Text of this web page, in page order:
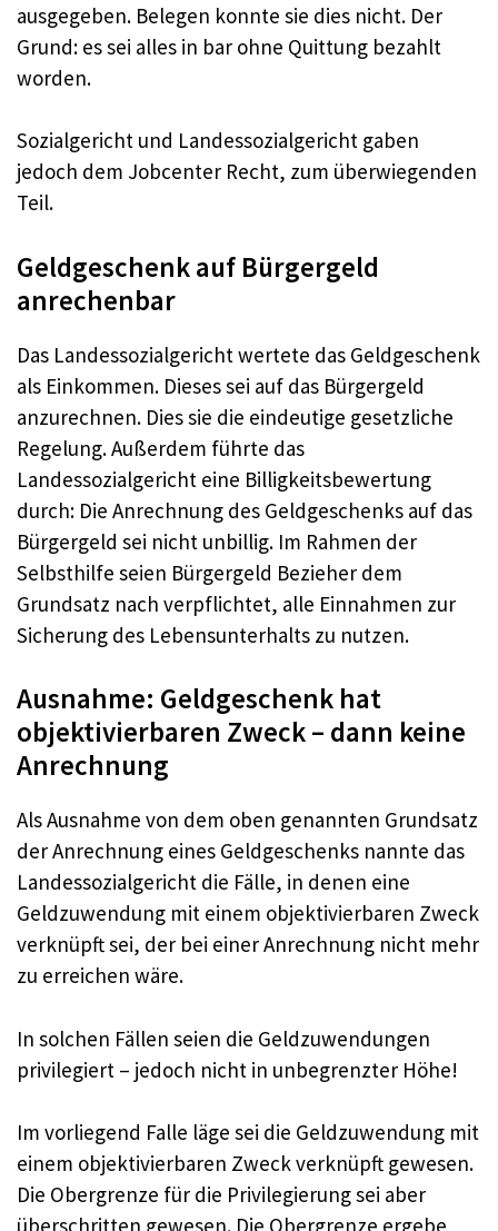
ausgegeben. Belegen konnte sie dies nicht. Der
Grund: es sei alles in bar ohne Quittung bezahlt
worden.
Sozialgericht und Landessozialgericht gaben
jedoch dem Jobcenter Recht, zum überwiegenden
Teil.
Geldgeschenk auf Bürgergeld
anrechenbar
Das Landessozialgericht wertete das Geldgeschenk
als Einkommen. Dieses sei auf das Bürgergeld
anzurechnen. Dies sie die eindeutige gesetzliche
Regelung. Außerdem führte das
Landessozialgericht eine Billigkeitsbewertung
durch: Die Anrechnung des Geldgeschenks auf das
Bürgergeld sei nicht unbillig. Im Rahmen der
Selbsthilfe seien Bürgergeld Bezieher dem
Grundsatz nach verpflichtet, alle Einnahmen zur
Sicherung des Lebensunterhalts zu nutzen.
Ausnahme: Geldgeschenk hat
objektivierbaren Zweck – dann keine
Anrechnung
Als Ausnahme von dem oben genannten Grundsatz
der Anrechnung eines Geldgeschenks nannte das
Landessozialgericht die Fälle, in denen eine
Geldzuwendung mit einem objektivierbaren Zweck
verknüpft sei, der bei einer Anrechnung nicht mehr
zu erreichen wäre.
In solchen Fällen seien die Geldzuwendungen
privilegiert – jedoch nicht in unbegrenzter Höhe!
Im vorliegend Falle läge sei die Geldzuwendung mit
einem objektivierbaren Zweck verknüpft gewesen.
Die Obergrenze für die Privilegierung sei aber